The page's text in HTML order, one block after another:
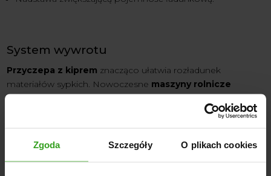
Zgoda Szczegóły O plikach cookies
System wywrotu
Przyczepa z kiprem znacząco ułatwia rozładunek
materiałów sypkich. Nowoczesne maszyny rolnicze
oferowane przezAgrol Sklepwyposażone są w
hydrauliczne systemy wywrotu, które zapewniają:
Możliwość wywrotu w trzech kierunkach (tylny, boczny